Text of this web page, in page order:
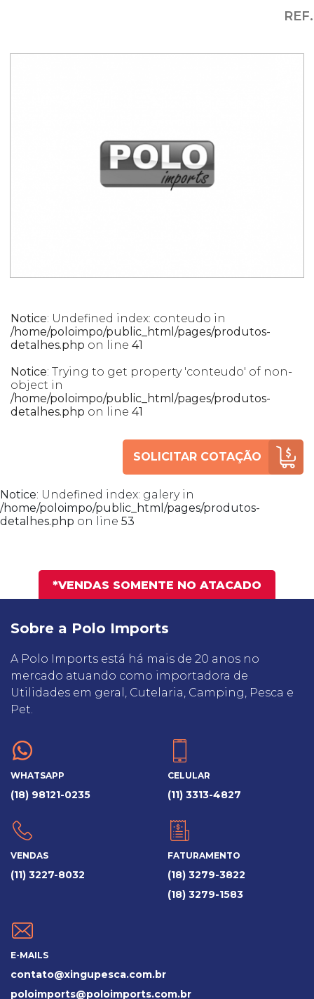
Notice: Undefined index: conteudo in
/home/poloimpo/public_html/pages/produtos-
detalhes.php on line 41
Notice: Trying to get property 'conteudo' of non-
object in
/home/poloimpo/public_html/pages/produtos-
detalhes.php on line 41
SOLICITAR COTAÇÃO
Notice: Undefined index: galery in
/home/poloimpo/public_html/pages/produtos-
detalhes.php on line 53
*VENDAS SOMENTE NO ATACADO
Sobre a Polo Imports
A Polo Imports está há mais de 20 anos no
mercado atuando como importadora de
Utilidades em geral, Cutelaria, Camping, Pesca e
Pet.
WHATSAPP
(18) 98121-0235
CELULAR
(11) 3313-4827
VENDAS
(11) 3227-8032
FATURAMENTO
(18) 3279-3822
(18) 3279-1583
E-MAILS
contato@xingupesca.com.br
poloimports@poloimports.com.br